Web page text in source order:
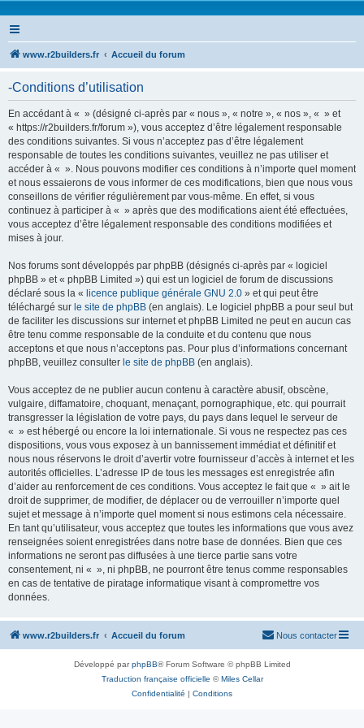
www.r2builders.fr Accueil du forum
-Conditions d’utilisation
En accédant à « » (désigné ci-après par « nous », « notre », « nos », « » et
« https://r2builders.fr/forum »), vous acceptez d’être légalement responsable
des conditions suivantes. Si vous n’acceptez pas d’être légalement
responsable de toutes les conditions suivantes, veuillez ne pas utiliser et
accéder à « ». Nous pouvons modifier ces conditions à n’importe quel moment
et nous essaierons de vous informer de ces modifications, bien que nous vous
conseillons de vérifier régulièrement par vous-même. En effet, si vous
continuez à participer à « » après que des modifications aient été effectuées,
vous acceptez d’être légalement responsable des conditions modifiées et
mises à jour.
Nos forums sont développés par phpBB (désignés ci-après par « logiciel
phpBB » et « phpBB Limited ») qui est un logiciel de forum de discussions
déclaré sous la « licence publique générale GNU 2.0 » et qui peut être
téléchargé sur le site de phpBB (en anglais). Le logiciel phpBB a pour seul but
de faciliter les discussions sur internet et phpBB Limited ne peut en aucun cas
être tenu comme responsable de la conduite et du contenu que nous
acceptons et que nous n’acceptons pas. Pour plus d’informations concernant
phpBB, veuillez consulter le site de phpBB (en anglais).
Vous acceptez de ne publier aucun contenu à caractère abusif, obscène,
vulgaire, diffamatoire, choquant, menaçant, pornographique, etc. qui pourrait
transgresser la législation de votre pays, du pays dans lequel le serveur de
« » est hébergé ou encore la loi internationale. Si vous ne respectez pas ces
dispositions, vous vous exposez à un bannissement immédiat et définitif et
nous nous réservons le droit d’avertir votre fournisseur d’accès à internet et les
autorités officielles. L’adresse IP de tous les messages est enregistrée afin
d’aider au renforcement de ces conditions. Vous acceptez le fait que « » ait le
droit de supprimer, de modifier, de déplacer ou de verrouiller n’importe quel
sujet et message à n’importe quel moment si nous estimons cela nécessaire.
En tant qu’utilisateur, vous acceptez que toutes les informations que vous avez
renseignées soient enregistrées dans notre base de données. Bien que ces
informations ne seront pas diffusées à une tierce partie sans votre
consentement, ni « », ni phpBB, ne pourront être tenus comme responsables
en cas de tentative de piratage informatique visant à compromettre vos
données.
www.r2builders.fr Accueil du forum Nous contacter
Développé parphpBB® Forum Software © phpBB Limited
Traduction française officielle ©Miles Cellar
Confidentialité | Conditions